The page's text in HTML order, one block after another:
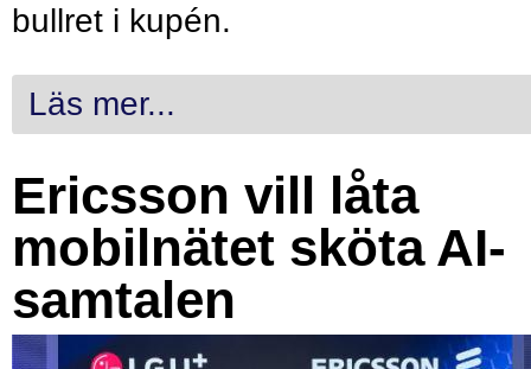
bullret i kupén.
Läs mer...
Ericsson vill låta
mobilnätet sköta AI-
samtalen